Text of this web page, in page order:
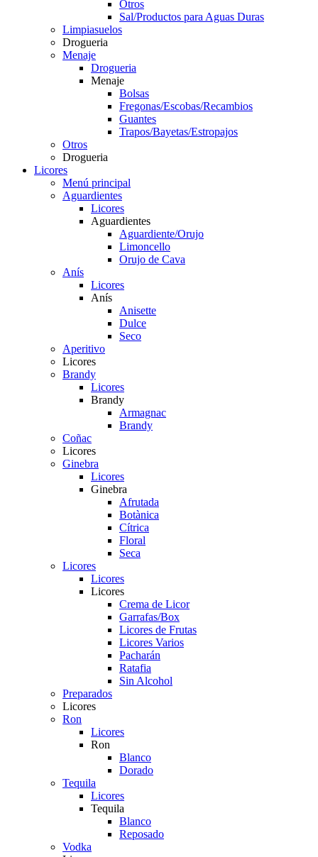
Otros
Sal/Productos para Aguas Duras
Limpiasuelos
Drogueria
Menaje
Drogueria
Menaje
Bolsas
Fregonas/Escobas/Recambios
Guantes
Trapos/Bayetas/Estropajos
Otros
Drogueria
Licores
Menú principal
Aguardientes
Licores
Aguardientes
Aguardiente/Orujo
Limoncello
Orujo de Cava
Anís
Licores
Anís
Anisette
Dulce
Seco
Aperitivo
Licores
Brandy
Licores
Brandy
Armagnac
Brandy
Coñac
Licores
Ginebra
Licores
Ginebra
Afrutada
Botànica
Cítrica
Floral
Seca
Licores
Licores
Licores
Crema de Licor
Garrafas/Box
Licores de Frutas
Licores Varios
Pacharán
Ratafia
Sin Alcohol
Preparados
Licores
Ron
Licores
Ron
Blanco
Dorado
Tequila
Licores
Tequila
Blanco
Reposado
Vodka